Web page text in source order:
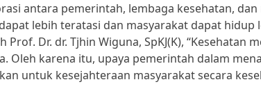
antara pemerintah, lembaga kesehatan, dan
lebih teratasi dan masyarakat dapat hidup
Dr. dr. Tjhin Wiguna, SpKJ(K), “Kesehatan
Oleh karena itu, upaya pemerintah dalam
untuk kesejahteraan masyarakat secara